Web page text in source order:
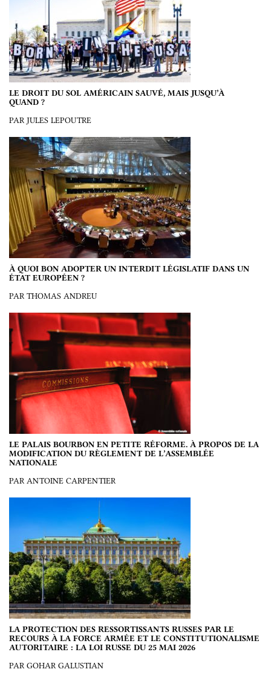
LE DROIT DU SOL AMÉRICAIN SAUVÉ, MAIS JUSQU’À
QUAND ?
PAR JULES LEPOUTRE
À QUOI BON ADOPTER UN INTERDIT LÉGISLATIF DANS UN
ÉTAT EUROPÉEN ?
PAR THOMAS ANDREU
LE PALAIS BOURBON EN PETITE RÉFORME. À PROPOS DE LA
MODIFICATION DU RÈGLEMENT DE L’ASSEMBLÉE
NATIONALE
PAR ANTOINE CARPENTIER
LA PROTECTION DES RESSORTISSANTS RUSSES PAR LE
RECOURS À LA FORCE ARMÉE ET LE CONSTITUTIONALISME
AUTORITAIRE : LA LOI RUSSE DU 25 MAI 2026
PAR GOHAR GALUSTIAN